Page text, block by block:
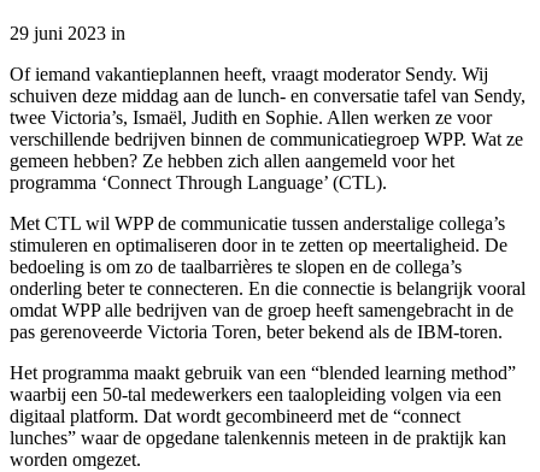
29 juni 2023 in
Of iemand vakantieplannen heeft, vraagt moderator Sendy. Wij
schuiven deze middag aan de lunch- en conversatie tafel van Sendy,
twee Victoria’s, Ismaël, Judith en Sophie. Allen werken ze voor
verschillende bedrijven binnen de communicatiegroep WPP. Wat ze
gemeen hebben? Ze hebben zich allen aangemeld voor het
programma ‘Connect Through Language’ (CTL).
Met CTL wil WPP de communicatie tussen anderstalige collega’s
stimuleren en optimaliseren door in te zetten op meertaligheid. De
bedoeling is om zo de taalbarrières te slopen en de collega’s
onderling beter te connecteren. En die connectie is belangrijk vooral
omdat WPP alle bedrijven van de groep heeft samengebracht in de
pas gerenoveerde Victoria Toren, beter bekend als de IBM-toren.
Het programma maakt gebruik van een “blended learning method”
waarbij een 50-tal medewerkers een taalopleiding volgen via een
digitaal platform. Dat wordt gecombineerd met de “connect
lunches” waar de opgedane talenkennis meteen in de praktijk kan
worden omgezet.